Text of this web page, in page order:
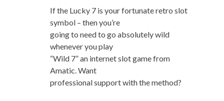
If the Lucky 7 is your fortunate retro slot
symbol – then you’re
going to need to go absolutely wild
whenever you play
“Wild 7” an internet slot game from
Amatic. Want
professional support with the method?